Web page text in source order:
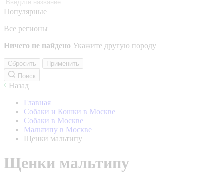
Популярные
Все регионы
Ничего не найдено Укажите другую породу
Сбросить
Применить
Поиск
Назад
Главная
Собаки и Кошки в Москве
Собаки в Москве
Мальтипу в Москве
Щенки мальтипу
Щенки мальтипу